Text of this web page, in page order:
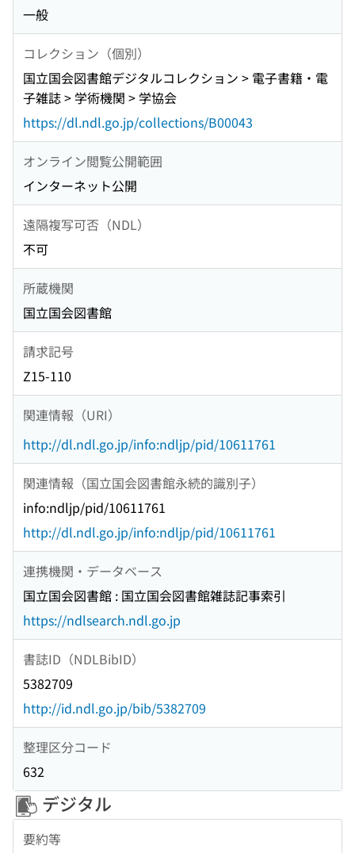
一般
コレクション（個別）
国立国会図書館デジタルコレクション > 電子書籍・電
子雑誌 > 学術機関 > 学協会
https://dl.ndl.go.jp/collections/B00043
オンライン閲覧公開範囲
インターネット公開
遠隔複写可否（NDL）
不可
所蔵機関
国立国会図書館
請求記号
Z15-110
関連情報（URI）
http://dl.ndl.go.jp/info:ndljp/pid/10611761
関連情報（国立国会図書館永続的識別子）
info:ndljp/pid/10611761
http://dl.ndl.go.jp/info:ndljp/pid/10611761
連携機関・データベース
国立国会図書館 : 国立国会図書館雑誌記事索引
https://ndlsearch.ndl.go.jp
書誌ID（NDLBibID）
5382709
http://id.ndl.go.jp/bib/5382709
整理区分コード
632
デジタル
要約等